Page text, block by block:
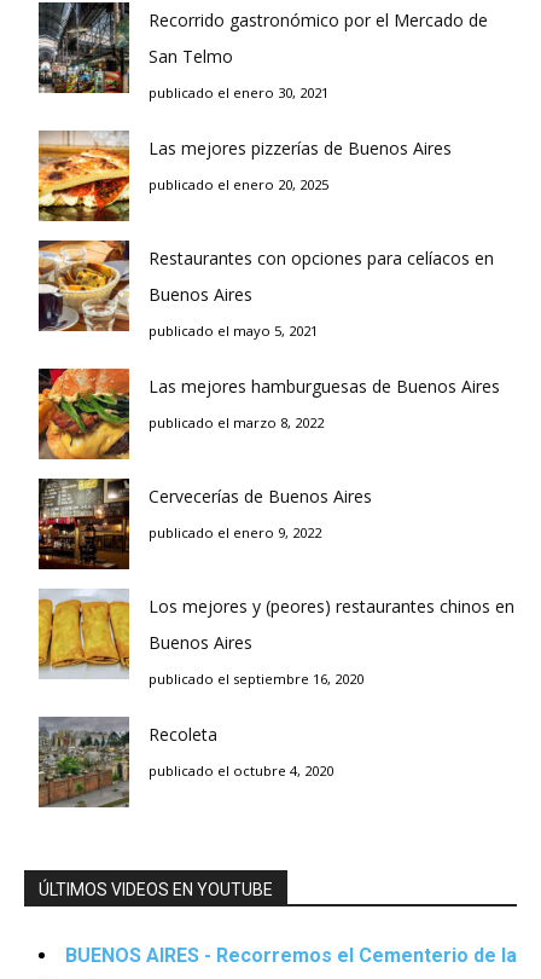
Recorrido gastronómico por el Mercado de
San Telmo
publicado el enero 30, 2021
Las mejores pizzerías de Buenos Aires
publicado el enero 20, 2025
Restaurantes con opciones para celíacos en
Buenos Aires
publicado el mayo 5, 2021
Las mejores hamburguesas de Buenos Aires
publicado el marzo 8, 2022
Cervecerías de Buenos Aires
publicado el enero 9, 2022
Los mejores y (peores) restaurantes chinos en
Buenos Aires
publicado el septiembre 16, 2020
Recoleta
publicado el octubre 4, 2020
ÚLTIMOS VIDEOS EN YOUTUBE
BUENOS AIRES - Recorremos el Cementerio de la